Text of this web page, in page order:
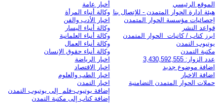
الموقع الرئيسي
هيئة ادارة الحوار المتمدن - للإتصال بنا
إحصائيات مؤسسة الحوار المتمدن
قواعد النشر
ابرز كتاب / كاتبات الحوار المتمدن
يوتيوب التمدن
مكتبة التمدن
عدد الزوار: 3,430,592,555
اضافة موضوع جديد
اضافة الاخبار
حملات الحوار المتمدن التضامنية
أخبار عامة
وكالة أنباء المرأة
اخبار الأدب والفن
وكالة أنباء اليسار
وكالة أنباء العلمانية
وكالة أنباء العمال
وكالة أنباء حقوق الإنسان
اخبار الرياضة
اخبار الاقتصاد
اخبار الطب والعلوم
اخبار التمدن
إضافة يوتيوب-فلم إلى يوتيوب التمدن
إضافة كتاب إلى مكتبة التمدن